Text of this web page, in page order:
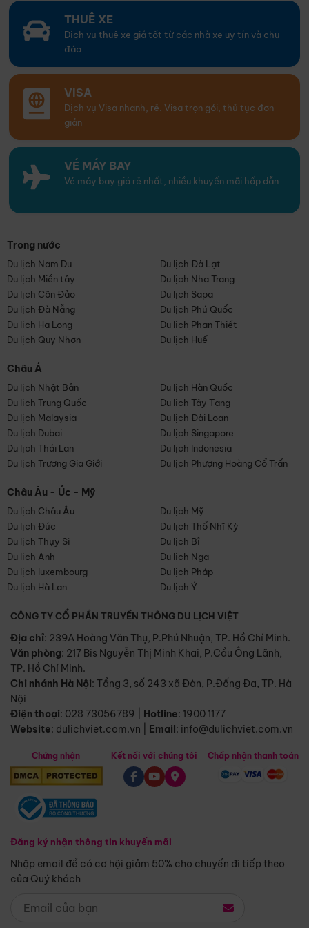
THUÊ XE
Dịch vụ thuê xe giá tốt từ các nhà xe uy tín và chu
đáo
VISA
Dịch vụ Visa nhanh, rẻ. Visa trọn gói, thủ tục đơn
giản
VÉ MÁY BAY
Vé máy bay giá rẻ nhất, nhiều khuyến mãi hấp dẫn
Trong nước
Du lịch Nam Du
Du lịch Đà Lạt
Du lịch Miền tây
Du lịch Nha Trang
Du lịch Côn Đảo
Du lịch Sapa
Du lịch Đà Nẵng
Du lịch Phú Quốc
Du lịch Hạ Long
Du lịch Phan Thiết
Du lịch Quy Nhơn
Du lịch Huế
Châu Á
Du lịch Nhật Bản
Du lịch Hàn Quốc
Du lịch Trung Quốc
Du lịch Tây Tạng
Du lịch Malaysia
Du lịch Đài Loan
Du lịch Dubai
Du lịch Singapore
Du lịch Thái Lan
Du lịch Indonesia
Du lịch Trương Gia Giới
Du lịch Phượng Hoàng Cổ Trấn
Châu Âu - Úc - Mỹ
Du lịch Châu Âu
Du lịch Mỹ
Du lịch Đức
Du lịch Thổ Nhĩ Kỳ
Du lịch Thụy Sĩ
Du lịch Bỉ
Du lịch Anh
Du lịch Nga
Du lịch luxembourg
Du lịch Pháp
Du lịch Hà Lan
Du lịch Ý
CÔNG TY CỔ PHẦN TRUYỀN THÔNG DU LỊCH VIỆT
Địa chỉ: 239A Hoàng Văn Thụ, P.Phú Nhuận, TP. Hồ Chí Minh.
Văn phòng: 217 Bis Nguyễn Thị Minh Khai, P.Cầu Ông Lãnh,
TP. Hồ Chí Minh.
Chi nhánh Hà Nội: Tầng 3, số 243 xã Đàn, P.Đống Đa, TP. Hà
Nội
Điện thoại: 028 73056789 Hotline: 1900 1177
Website: dulichviet.com.vn Email: info@dulichviet.com.vn
Chứng nhận
Đăng ký nhận thông tin khuyến mãi
Nhập email để có cơ hội giảm 50% cho chuyến đi tiếp theo
của Quý khách
Kết nối với chúng tôi Chấp nhận thanh toán